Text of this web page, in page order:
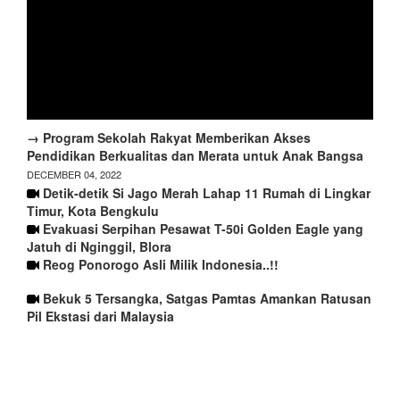
→ Program Sekolah Rakyat Memberikan Akses
Pendidikan Berkualitas dan Merata untuk Anak Bangsa
DECEMBER 04, 2022
Detik-detik Si Jago Merah Lahap 11 Rumah di Lingkar
Timur, Kota Bengkulu
Evakuasi Serpihan Pesawat T-50i Golden Eagle yang
Jatuh di Nginggil, Blora
Reog Ponorogo Asli Milik Indonesia..!!
Bekuk 5 Tersangka, Satgas Pamtas Amankan Ratusan
Pil Ekstasi dari Malaysia